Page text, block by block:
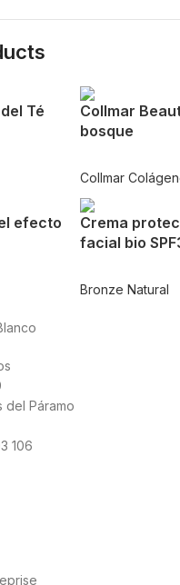
Té
Collmar
bosque
Collmar
efecto
Crema
facial bio
Bronze Natural
del Páramo
106